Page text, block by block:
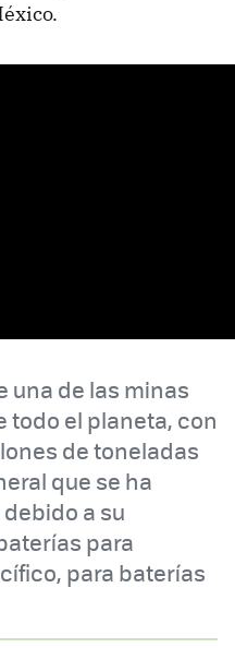
una de las minas
todo el planeta, con
de toneladas
que se ha
a su
para
para baterías